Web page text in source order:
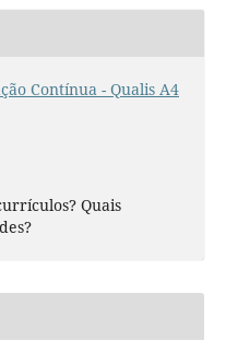
Contínua - Qualis A4
Quais